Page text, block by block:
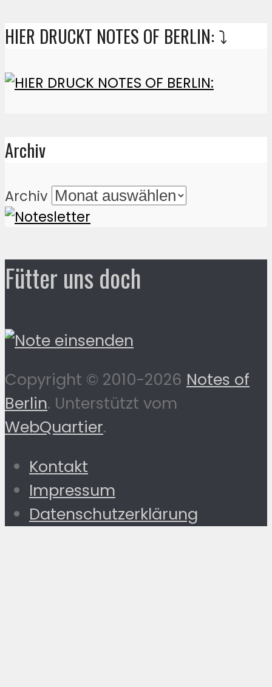
HIER DRUCKT NOTES OF BERLIN: ⤵️
Archiv
Archiv
Fütter uns doch
Copyright © 2010-2026 Notes of
Berlin. Unterstützt vom
WebQuartier.
Kontakt
Impressum
Datenschutzerklärung